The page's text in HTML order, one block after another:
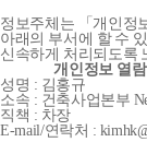
정보주체는 「개인정
아래의 부서에 할 수
신속하게 처리되도록
개인정보 열
성명 : 김홍규
소속 : 건축사업본부
직책 : 차장
E-mail/연락처 :